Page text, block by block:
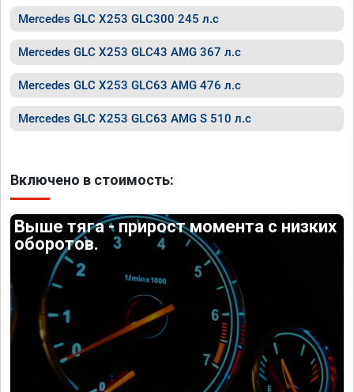
Mercedes GLC X253 GLC300 245 л.с
Mercedes GLC X253 GLC43 AMG 367 л.с
Mercedes GLC X253 GLC63 AMG 476 л.с
Mercedes GLC X253 GLC63 AMG S 510 л.с
Включено в стоимость:
Выше тяга - прирост момента с низких
оборотов.